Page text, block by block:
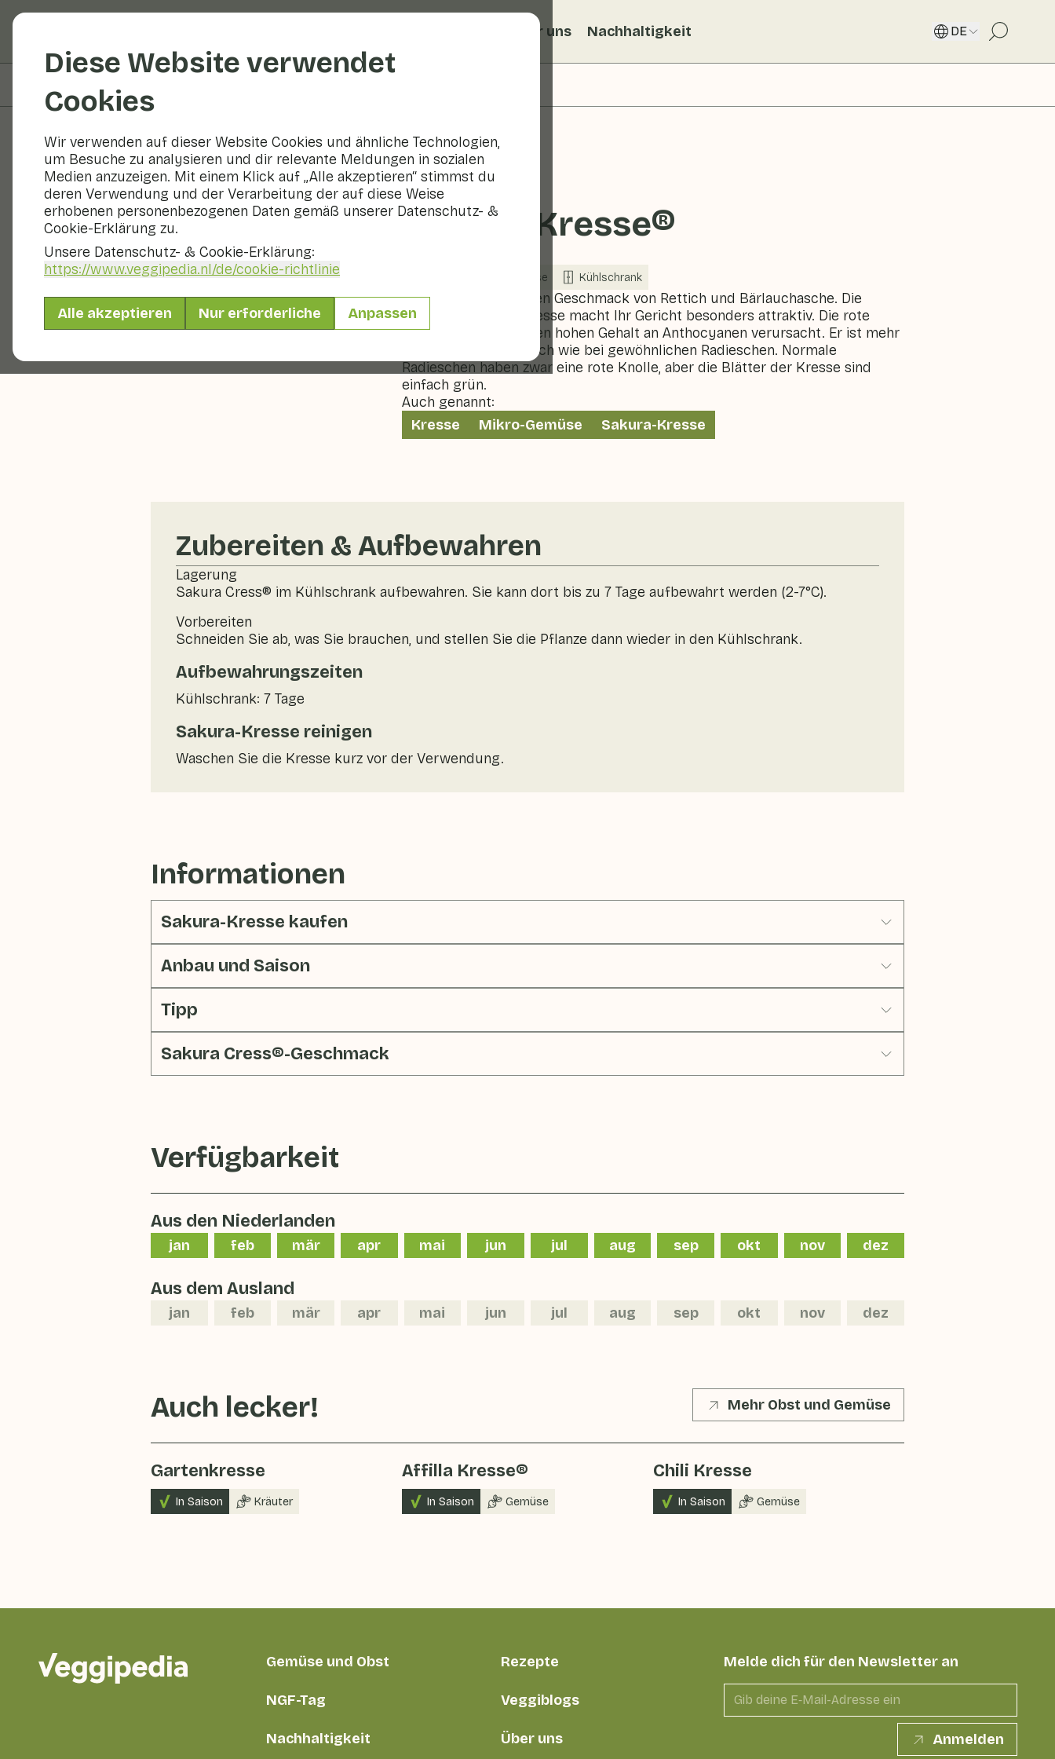
Diese Website verwendet
Cookies
Wir verwenden auf dieser Website Cookies und ähnliche Technologien,
um Besuche zu analysieren und dir relevante Meldungen in sozialen
Medien anzuzeigen. Mit einem Klick auf „Alle akzeptieren“ stimmst du
deren Verwendung und der Verarbeitung der auf diese Weise
erhobenen personenbezogenen Daten gemäß unserer Datenschutz- &
Cookie-Erklärung zu.
Unsere Datenschutz- & Cookie-Erklärung:
https://www.veggipedia.nl/de/cookie-richtlinie
Alle akzeptieren Nur erforderliche Anpassen
Über uns Nachhaltigkeit DE
Obst und Gemüse
Sakura-Kresse®
Gemüse Kühlschrank
Sakura Cress® hat den Geschmack von Rettich und Bärlauchasche. Die
tiefrote Farbe der Kresse macht Ihr Gericht besonders attraktiv. Die rote
Farbe wird durch einen hohen Gehalt an Anthocyanen verursacht. Er ist mehr
als hundertmal so hoch wie bei gewöhnlichen Radieschen. Normale
Radieschen haben zwar eine rote Knolle, aber die Blätter der Kresse sind
einfach grün.
Auch genannt:
Kresse
Mikro-Gemüse Sakura-Kresse
Zubereiten & Aufbewahren
Lagerung
Sakura Cress® im Kühlschrank aufbewahren. Sie kann dort bis zu 7 Tage aufbewahrt werden (2-7°C).
Vorbereiten
Schneiden Sie ab, was Sie brauchen, und stellen Sie die Pflanze dann wieder in den Kühlschrank.
Aufbewahrungszeiten
Kühlschrank: 7 Tage
Sakura-Kresse reinigen
Waschen Sie die Kresse kurz vor der Verwendung.
Informationen
Sakura-Kresse kaufen
Anbau und Saison
Tipp
Sakura Cress®-Geschmack
Verfügbarkeit
Aus den Niederlanden
jan feb mär apr mai jun jul aug sep okt nov dez
Aus dem Ausland
jan feb mär apr mai jun jul aug sep okt nov dez
Auch lecker! Mehr Obst und Gemüse
Gartenkresse
In Saison Kräuter
Affilla Kresse®
In Saison Gemüse
Chili Kresse
In Saison Gemüse
Gemüse und Obst Rezepte
NGF-Tag Veggiblogs
Nachhaltigkeit Über uns
Melde dich für den Newsletter an
Anmelden